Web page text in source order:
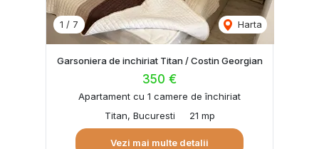
1 / 7 Harta
Garsoniera de inchiriat Titan / Costin Georgian
350 €
Apartament cu 1 camere de închiriat
Titan, Bucuresti
21 mp
Vezi mai multe detalii